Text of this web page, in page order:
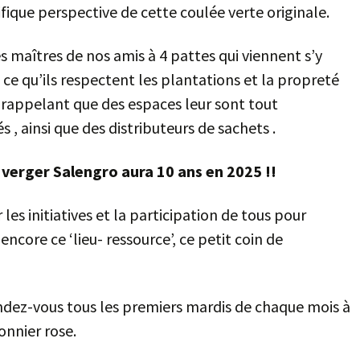
perspective de cette coulée verte originale.
maîtres de nos amis à 4 pattes qui viennent s’y
qu’ils respectent les plantations et la propreté
que des espaces leur sont tout
, ainsi que des distributeurs de sachets .
verger Salengro aura 10 ans en 2025 !!
les initiatives et la participation de tous pour
ce ‘lieu- ressource’, ce petit coin de
vous tous les premiers mardis de chaque mois à
le marronnier rose.